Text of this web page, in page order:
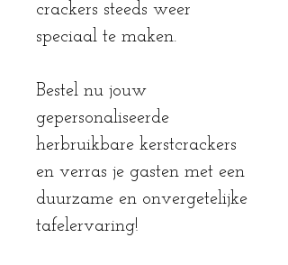
crackers steeds weer
speciaal te maken.
Bestel nu jouw
gepersonaliseerde
herbruikbare kerstcrackers
en verras je gasten met een
duurzame en onvergetelijke
tafelervaring!